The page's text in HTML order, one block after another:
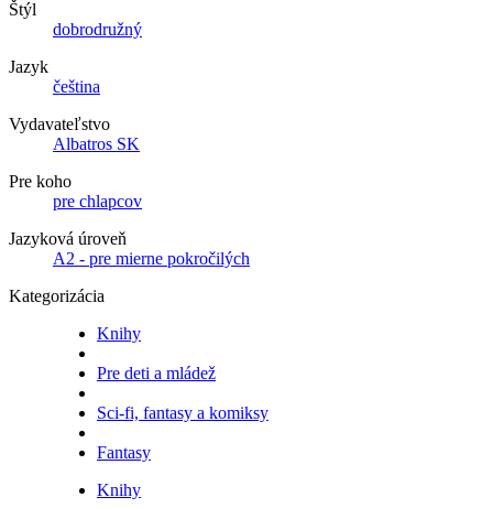
Štýl
dobrodružný
Jazyk
čeština
Vydavateľstvo
Albatros SK
Pre koho
pre chlapcov
Jazyková úroveň
A2 - pre mierne pokročilých
Kategorizácia
Knihy
Pre deti a mládež
Sci-fi, fantasy a komiksy
Fantasy
Knihy